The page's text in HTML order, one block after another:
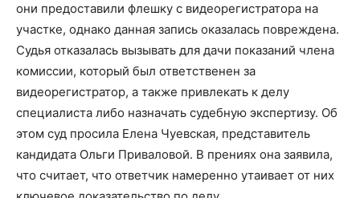
они предоставили флешку с видеорегистратора на
участке, однако данная запись оказалась повреждена.
Судья отказалась вызывать для дачи показаний члена
комиссии, который был ответственен за
видеорегистратор, а также привлекать к делу
специалиста либо назначать судебную экспертизу. Об
этом суд просила Елена Чуевская, представитель
кандидата Ольги Приваловой. В прениях она заявила,
что считает, что ответчик намеренно утаивает от них